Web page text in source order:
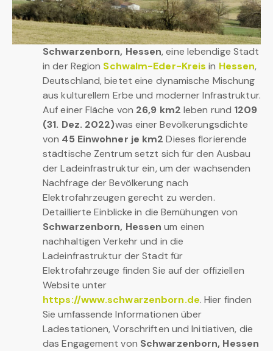
Schwarzenborn, Hessen, eine lebendige Stadt
in der Region Schwalm-Eder-Kreis in Hessen,
Deutschland, bietet eine dynamische Mischung
aus kulturellem Erbe und moderner Infrastruktur.
Auf einer Fläche von 26,9 km2 leben rund 1209
(31. Dez. 2022)was einer Bevölkerungsdichte
von 45 Einwohner je km2 Dieses florierende
städtische Zentrum setzt sich für den Ausbau
der Ladeinfrastruktur ein, um der wachsenden
Nachfrage der Bevölkerung nach
Elektrofahrzeugen gerecht zu werden.
Detaillierte Einblicke in die Bemühungen von
Schwarzenborn, Hessen um einen
nachhaltigen Verkehr und in die
Ladeinfrastruktur der Stadt für
Elektrofahrzeuge finden Sie auf der offiziellen
Website unter
https://www.schwarzenborn.de. Hier finden
Sie umfassende Informationen über
Ladestationen, Vorschriften und Initiativen, die
das Engagement von Schwarzenborn, Hessen